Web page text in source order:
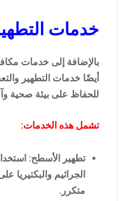
خدمات
بالإضافة إلى خدمات
أيضًا خدمات التطهير
للحفاظ على بيئة صحية
تشمل هذه الخدمات:
تطهير الأسطح:
الجراثيم
متكرر.